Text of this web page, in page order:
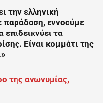
την ελληνική
παράδοση, εννοούμε
επιδεικνύει τα
Είναι κομμάτι της
της ανωνυμίας,